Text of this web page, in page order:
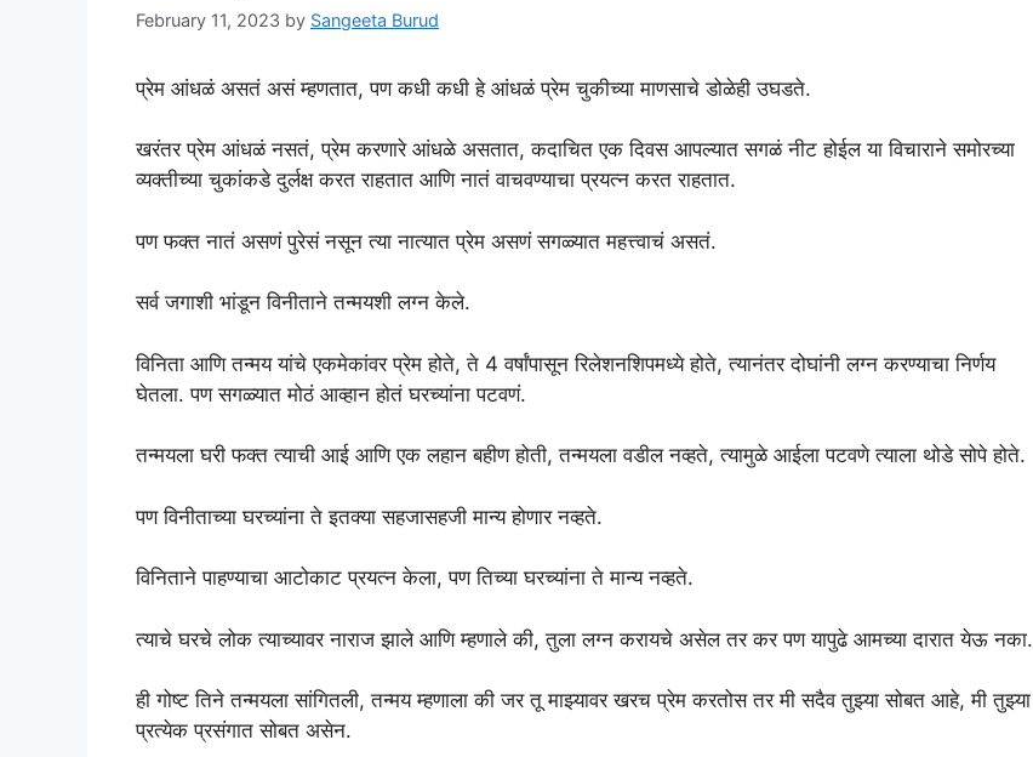
February 11, 2023 by Sangeeta Burud
प्रेम आंधळं असतं असं म्हणतात, पण कधी कधी हे आंधळं प्रेम चुकीच्या माणसाचे डोळेही उघडते.
खरंतर प्रेम आंधळं नसतं, प्रेम करणारे आंधळे असतात, कदाचित एक दिवस आपल्यात सगळं नीट होईल या विचाराने समोरच्या
व्यक्तीच्या चुकांकडे दुर्लक्ष करत राहतात आणि नातं वाचवण्याचा प्रयत्न करत राहतात.
पण फक्त नातं असणं पुरेसं नसून त्या नात्यात प्रेम असणं सगळ्यात महत्त्वाचं असतं.
सर्व जगाशी भांडून विनीताने तन्मयशी लग्न केले.
विनिता आणि तन्मय यांचे एकमेकांवर प्रेम होते, ते 4 वर्षांपासून रिलेशनशिपमध्ये होते, त्यानंतर दोघांनी लग्न करण्याचा निर्णय
घेतला. पण सगळ्यात मोठं आव्हान होतं घरच्यांना पटवणं.
तन्मयला घरी फक्त त्याची आई आणि एक लहान बहीण होती, तन्मयला वडील नव्हते, त्यामुळे आईला पटवणे त्याला थोडे सोपे होते.
पण विनीताच्या घरच्यांना ते इतक्या सहजासहजी मान्य होणार नव्हते.
विनिताने पाहण्याचा आटोकाट प्रयत्न केला, पण तिच्या घरच्यांना ते मान्य नव्हते.
त्याचे घरचे लोक त्याच्यावर नाराज झाले आणि म्हणाले की, तुला लग्न करायचे असेल तर कर पण यापुढे आमच्या दारात येऊ नका.
ही गोष्ट तिने तन्मयला सांगितली, तन्मय म्हणाला की जर तू माझ्यावर खरच प्रेम करतोस तर मी सदैव तुझ्या सोबत आहे, मी तुझ्या
प्रत्येक प्रसंगात सोबत असेन.